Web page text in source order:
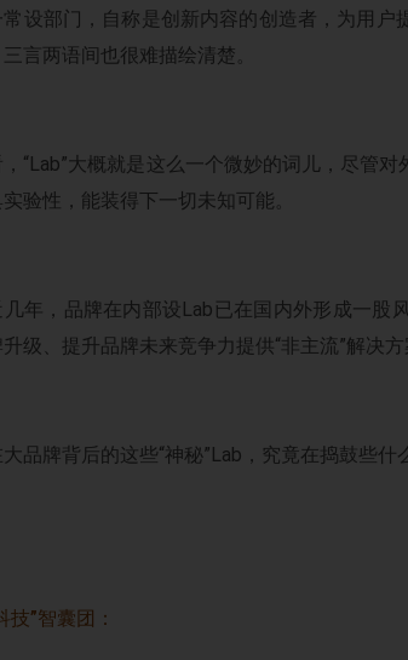
常设部门，自称是创新内容的创造者，为用
言两语间也很难描绘清楚。
，“Lab”大概就是这么一个微妙的词儿，尽管
验性，能装得下一切未知可能。
几年，品牌在内部设Lab已在国内外形成一股
级、提升品牌未来竞争力提供“非主流”解决方
品牌背后的这些“神秘”Lab，究竟在捣鼓些
技”智囊团：